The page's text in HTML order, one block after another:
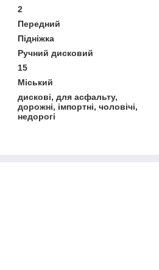
2
Передний
Підніжка
Ручний дисковий
15
Міський
дискові, для асфальту,
дорожні, імпортні, чоловічі,
недорогі